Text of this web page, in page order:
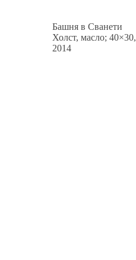
Башня в Сванети
Холст, масло; 40×30,
2014